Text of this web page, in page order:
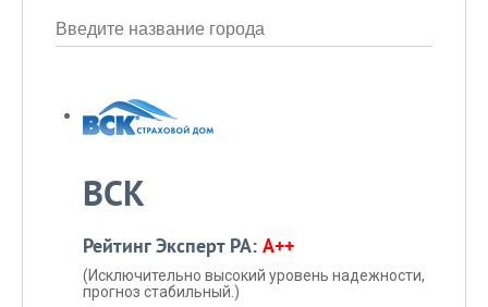
Введите название города
ВСК
Рейтинг Эксперт РА: A++
(Исключительно высокий уровень надежности,
прогноз стабильный.)